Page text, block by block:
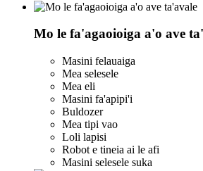
Mo le fa'agaoioiga a'o ave
Masini felauaiga
Mea selesele
Mea eli
Masini fa'apipi'i
Buldozer
Mea tipi vao
Loli lapisi
Robot e tineia ai le afi
Masini selesele suka